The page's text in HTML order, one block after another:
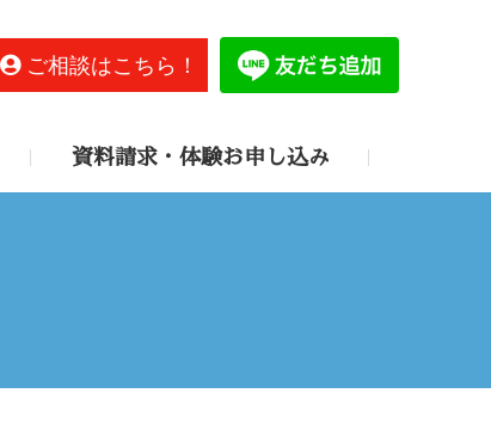
ご相談はこちら！
資料請求・体験お申し込み